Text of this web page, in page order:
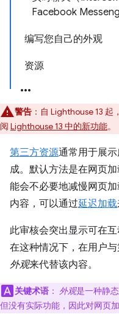
Facebook
编写您自己的外观
资源
警告 ：自 Lighthouse 13
阅 Lighthouse 13 中的新功能。
第三方资源通常用于展
成。默认方法是在网页
能会不必要地减慢网页
内容，可以通过延迟加载
此审核会突出显示可在
在这种情况下，在用户
外观来代替该内容。
关键术语 ： 外观是一种静
但没有实际功能，因此对网页